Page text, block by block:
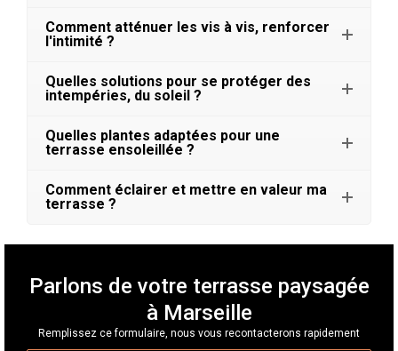
Comment atténuer les vis à vis, renforcer
l'intimité ?
Quelles solutions pour se protéger des
intempéries, du soleil ?
Quelles plantes adaptées pour une
terrasse ensoleillée ?
Comment éclairer et mettre en valeur ma
terrasse ?
Parlons de votre terrasse paysagée
à Marseille
Remplissez ce formulaire, nous vous recontacterons rapidement